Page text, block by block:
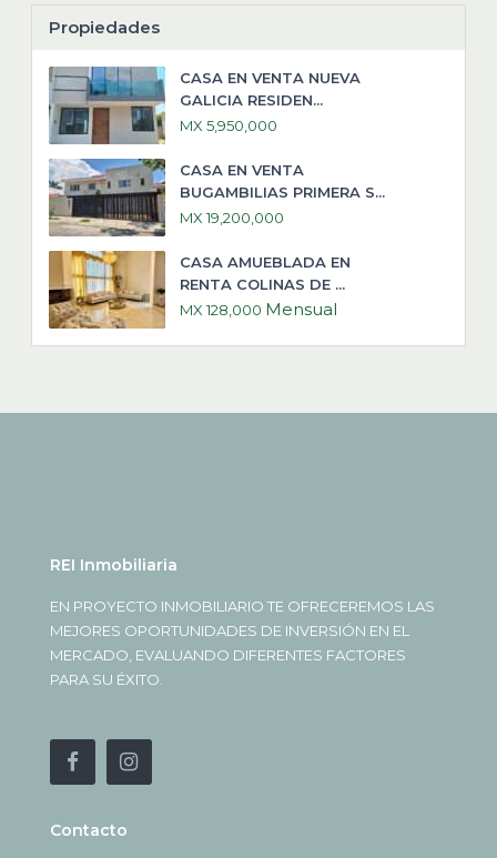
Propiedades
CASA EN VENTA NUEVA
GALICIA RESIDEN...
MX 5,950,000
CASA EN VENTA
BUGAMBILIAS PRIMERA S...
MX 19,200,000
CASA AMUEBLADA EN
RENTA COLINAS DE ...
MX 128,000 Mensual
REI Inmobiliaria
EN PROYECTO INMOBILIARIO TE OFRECEREMOS LAS
MEJORES OPORTUNIDADES DE INVERSIÓN EN EL
MERCADO, EVALUANDO DIFERENTES FACTORES
PARA SU ÉXITO.
Contacto